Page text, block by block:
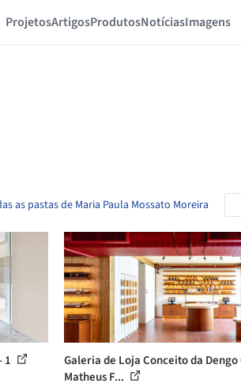
ProjetosArtigosProdutosNotíciasImagens
as pastas de Maria Paula Mossato Moreira
1
Galeria de Loja Conceito da
Matheus F...